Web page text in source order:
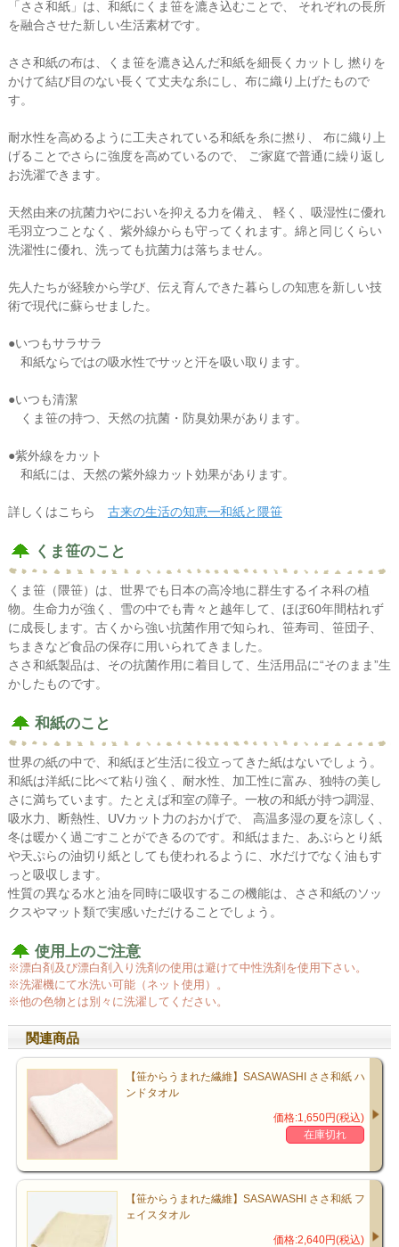
「ささ和紙」は、和紙にくま笹を漉き込むことで、 それぞれの長所
を融合させた新しい生活素材です。
ささ和紙の布は、くま笹を漉き込んだ和紙を細長くカットし 撚りを
かけて結び目のない長くて丈夫な糸にし、布に織り上げたもので
す。
耐水性を高めるように工夫されている和紙を糸に撚り、 布に織り上
げることでさらに強度を高めているので、 ご家庭で普通に繰り返し
お洗濯できます。
天然由来の抗菌力やにおいを抑える力を備え、 軽く、吸湿性に優れ
毛羽立つことなく、紫外線からも守ってくれます。綿と同じくらい
洗濯性に優れ、洗っても抗菌力は落ちません。
先人たちが経験から学び、伝え育んできた暮らしの知恵を新しい技
術で現代に蘇らせました。
●いつもサラサラ
和紙ならではの吸水性でサッと汗を吸い取ります。
●いつも清潔
くま笹の持つ、天然の抗菌・防臭効果があります。
●紫外線をカット
和紙には、天然の紫外線カット効果があります。
詳しくはこちら 古来の生活の知恵━和紙と隈笹
くま笹のこと
くま笹（隈笹）は、世界でも日本の高冷地に群生するイネ科の植
物。生命力が強く、雪の中でも青々と越年して、ほぼ60年間枯れず
に成長します。古くから強い抗菌作用で知られ、笹寿司、笹団子、
ちまきなど食品の保存に用いられてきました。
ささ和紙製品は、その抗菌作用に着目して、生活用品に“そのまま”生
かしたものです。
和紙のこと
世界の紙の中で、和紙ほど生活に役立ってきた紙はないでしょう。
和紙は洋紙に比べて粘り強く、耐水性、加工性に富み、独特の美し
さに満ちています。たとえば和室の障子。一枚の和紙が持つ調湿、
吸水力、断熱性、UVカット力のおかげで、 高温多湿の夏を涼しく、
冬は暖かく過ごすことができるのです。和紙はまた、あぶらとり紙
や天ぷらの油切り紙としても使われるように、水だけでなく油もす
っと吸収します。
性質の異なる水と油を同時に吸収するこの機能は、ささ和紙のソッ
クスやマット類で実感いただけることでしょう。
使用上のご注意
※漂白剤及び漂白剤入り洗剤の使用は避けて中性洗剤を使用下さい。
※洗濯機にて水洗い可能（ネット使用）。
※他の色物とは別々に洗濯してください。
関連商品
【笹からうまれた繊維】SASAWASHI ささ和紙 ハ
ンドタオル
価格:1,650円(税込)
在庫切れ
【笹からうまれた繊維】SASAWASHI ささ和紙 フ
ェイスタオル
価格:2,640円(税込)